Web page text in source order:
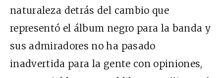
naturaleza detrás del cambio que
representó el álbum negro para la banda y
sus admiradores no ha pasado
inadvertida para la gente con opiniones,